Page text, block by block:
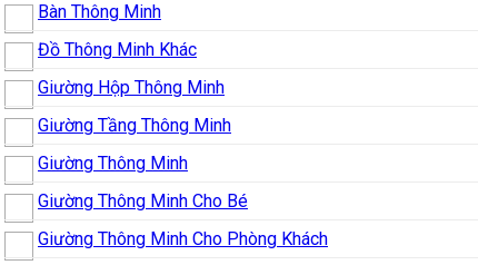
Bàn Thông Minh
Đồ Thông Minh Khác
Giường Hộp Thông Minh
Giường Tầng Thông Minh
Giường Thông Minh
Giường Thông Minh Cho Bé
Giường Thông Minh Cho Phòng Khách